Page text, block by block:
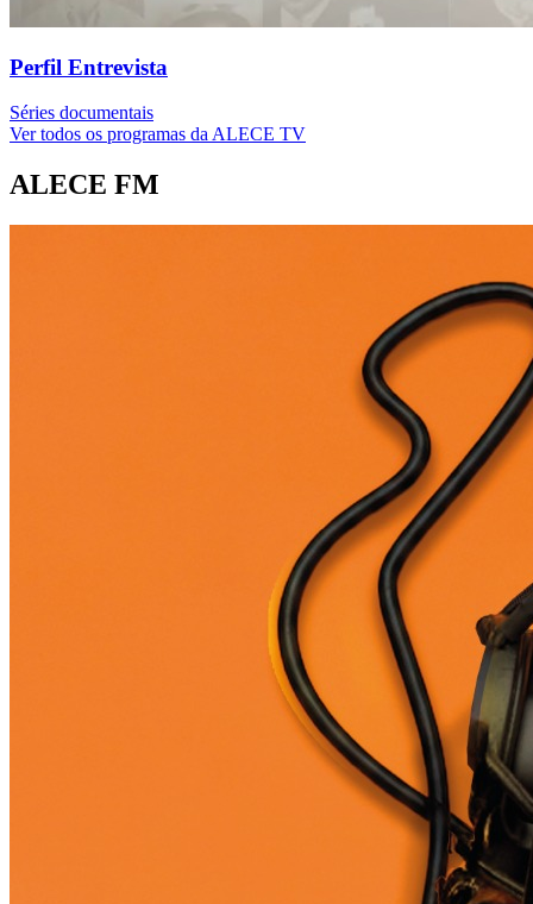
Perfil Entrevista
Séries documentais
Ver todos os programas da ALECE TV
ALECE FM